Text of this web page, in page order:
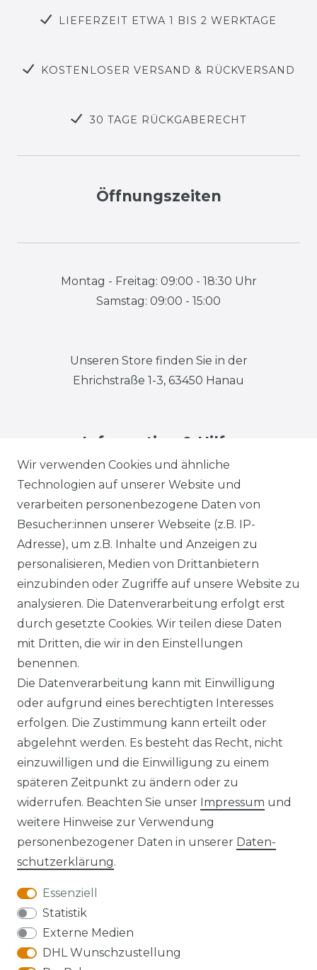
Wir verwenden Cookies und ähnliche
Technologien auf unserer Website und
verarbeiten personenbezogene Daten von
Besucher:innen unserer Webseite (z.B. IP-
Adresse), um z.B. Inhalte und Anzeigen zu
personalisieren, Medien von Drittanbietern
einzubinden oder Zugriffe auf unsere Website zu
analysieren. Die Datenverarbeitung erfolgt erst
durch gesetzte Cookies. Wir teilen diese Daten
mit Dritten, die wir in den Einstellungen
benennen.
Die Datenverarbeitung kann mit Einwilligung
oder aufgrund eines berechtigten Interesses
erfolgen. Die Zustimmung kann erteilt oder
abgelehnt werden. Es besteht das Recht, nicht
einzuwilligen und die Einwilligung zu einem
späteren Zeitpunkt zu ändern oder zu
widerrufen. Beachten Sie unser Impressum und
weitere Hinweise zur Verwendung
personenbezogener Daten in unserer Daten­
schutz­erklärung.
Essenziell
Statistik
Externe Medien
DHL Wunschzustellung
LIEFERZEIT ETWA 1 BIS 2 WERKTAGE
KOSTENLOSER VERSAND & RÜCKVERSAND
30 TAGE RÜCKGABERECHT
Öffnungszeiten
Montag - Freitag: 09:00 - 18:30 Uhr
Samstag: 09:00 - 15:00
Unseren Store finden Sie in der
Ehrichstraße 1-3, 63450 Hanau
Information & Hilfe
Impressum Daten­schutz­erklärung
AGB Barrierefreiheitserklärung
Widerrufs­recht
VERTRAG WIDERRUFEN Kontakt